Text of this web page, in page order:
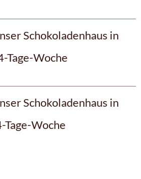
Schokoladenhaus in
Tage-Woche
Schokoladenhaus in
Tage-Woche